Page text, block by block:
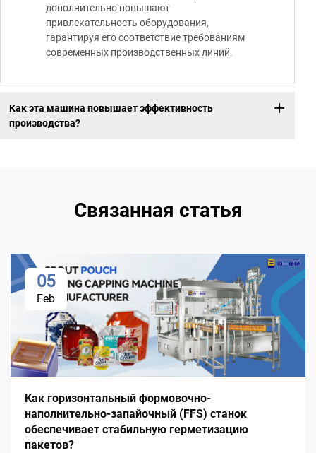
дополнительно повышают
привлекательность оборудования,
гарантируя его соответствие требованиям
современных производственных линий.
Как эта машина повышает эффективность
производства?
Связанная статья
05
Feb
Как горизонтальный формовочно-
наполнительно-запайочный (FFS) станок
обеспечивает стабильную герметизацию
пакетов?